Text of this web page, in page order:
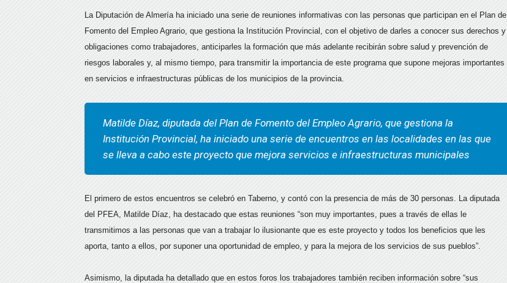
La Diputación de Almería ha iniciado una serie de reuniones informativas con las personas que participan en el Plan de
Fomento del Empleo Agrario, que gestiona la Institución Provincial, con el objetivo de darles a conocer sus derechos y
obligaciones como trabajadores, anticiparles la formación que más adelante recibirán sobre salud y prevención de
riesgos laborales y, al mismo tiempo, para transmitir la importancia de este programa que supone mejoras importantes
en servicios e infraestructuras públicas de los municipios de la provincia.
Matilde Díaz, diputada del Plan de Fomento del Empleo Agrario, que gestiona la
Institución Provincial, ha iniciado una serie de encuentros en las localidades en las que
se lleva a cabo este proyecto que mejora servicios e infraestructuras municipales
El primero de estos encuentros se celebró en Taberno, y contó con la presencia de más de 30 personas. La diputada
del PFEA, Matilde Díaz, ha destacado que estas reuniones “son muy importantes, pues a través de ellas le
transmitimos a las personas que van a trabajar lo ilusionante que es este proyecto y todos los beneficios que les
aporta, tanto a ellos, por suponer una oportunidad de empleo, y para la mejora de los servicios de sus pueblos”.
Asimismo, la diputada ha detallado que en estos foros los trabajadores también reciben información sobre “sus